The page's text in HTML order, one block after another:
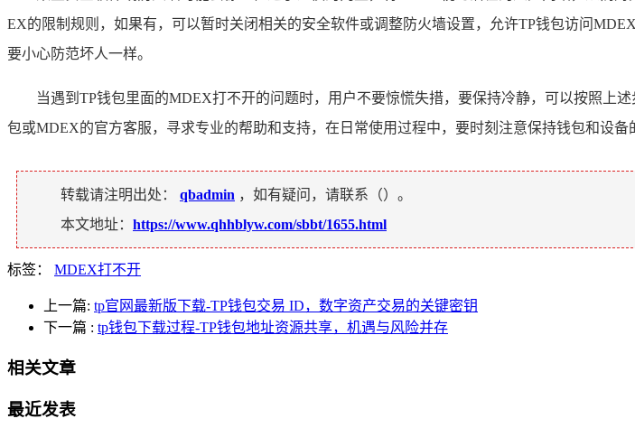
EX的限制规则，如果有，可以暂时关闭相关的安全软件或调整防火墙设置，允许TP钱包访问
要小心防范坏人一样。
当遇到TP钱包里面的MDEX打不开的问题时，用户不要惊慌失措，要保持冷静，可以按照上
包或MDEX的官方客服，寻求专业的帮助和支持，在日常使用过程中，要时刻注意保持钱包和设
转载请注明出处： qbadmin ，如有疑问，请联系（）。
本文地址： https://www.qhhblyw.com/sbbt/1655.html
标签： MDEX打不开
上一篇: tp官网最新版下载-TP钱包交易 ID，数字资产交易的关键密钥
下一篇 : tp钱包下载过程-TP钱包地址资源共享，机遇与风险并存
相关文章
最近发表